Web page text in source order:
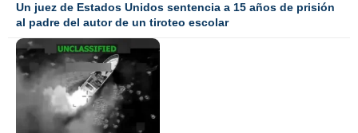
Un juez de Estados Unidos sentencia a 15 años de prisión
al padre del autor de un tiroteo escolar